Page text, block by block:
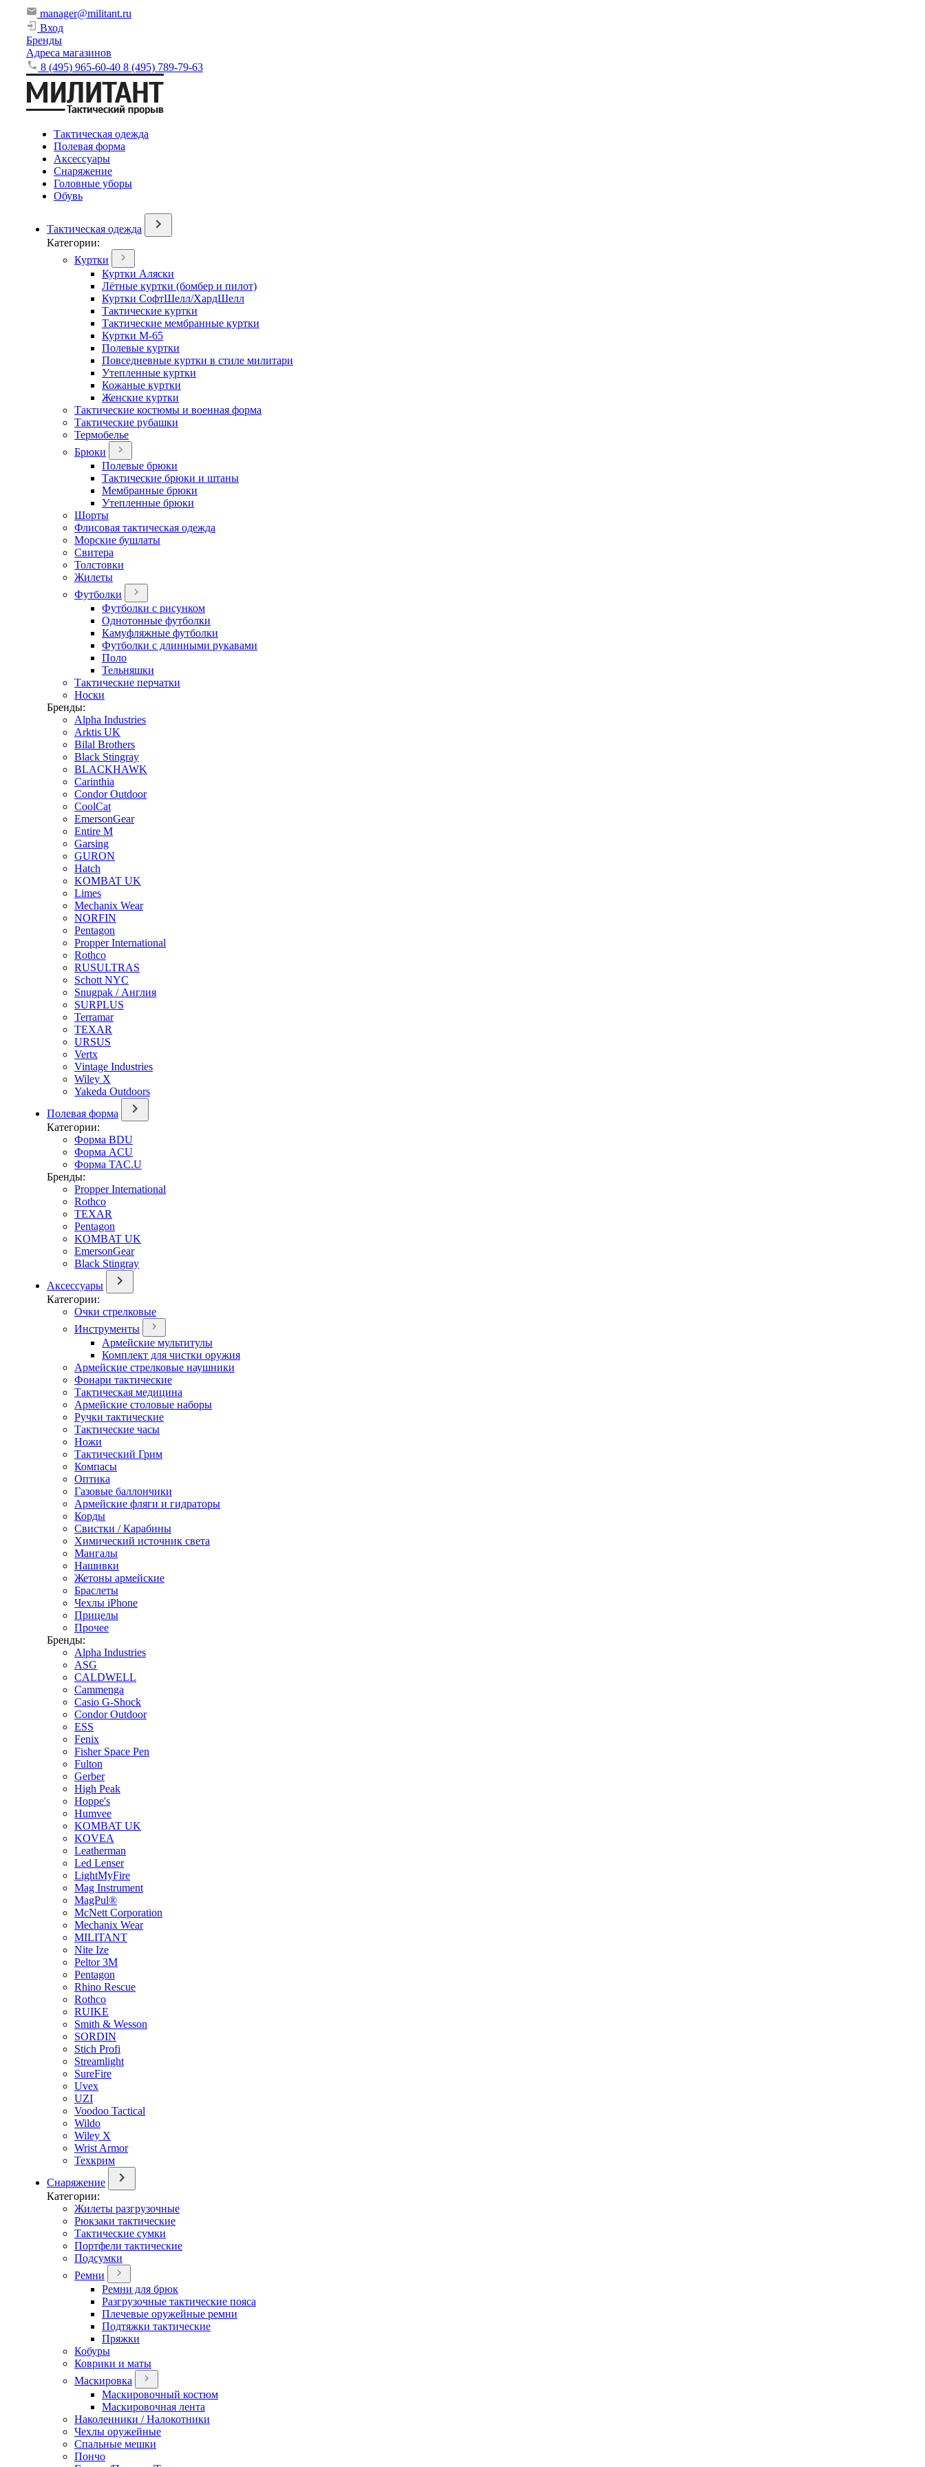
manager@militant.ru
Вход
Бренды
Адреса магазинов
8 (495) 965-60-40 8 (495) 789-79-63
Тактическая одежда
Полевая форма
Аксессуары
Снаряжение
Головные уборы
Обувь
Тактическая одежда
Категории:
Куртки
Куртки Аляски
Лётные куртки (бомбер и пилот)
Куртки СофтШелл/ХардШелл
Тактические куртки
Тактические мембранные куртки
Куртки М-65
Полевые куртки
Повседневные куртки в стиле милитари
Утепленные куртки
Кожаные куртки
Женские куртки
Тактические костюмы и военная форма
Тактические рубашки
Термобелье
Брюки
Полевые брюки
Тактические брюки и штаны
Мембранные брюки
Утепленные брюки
Шорты
Флисовая тактическая одежда
Морские бушлаты
Свитера
Толстовки
Жилеты
Футболки
Футболки с рисунком
Однотонные футболки
Камуфляжные футболки
Футболки с длинными рукавами
Поло
Тельняшки
Тактические перчатки
Носки
Бренды:
Alpha Industries
Arktis UK
Bilal Brothers
Black Stingray
BLACKHAWK
Carinthia
Condor Outdoor
CoolCat
EmersonGear
Entire M
Garsing
GURON
Hatch
KOMBAT UK
Limes
Mechanix Wear
NORFIN
Pentagon
Propper International
Rothco
RUSULTRAS
Schott NYC
Snugpak / Англия
SURPLUS
Terramar
TEXAR
URSUS
Vertx
Vintage Industries
Wiley X
Yakeda Outdoors
Полевая форма
Категории:
Форма BDU
Форма ACU
Форма TAC.U
Бренды:
Propper International
Rothco
TEXAR
Pentagon
KOMBAT UK
EmersonGear
Black Stingray
Аксессуары
Категории:
Очки стрелковые
Инструменты
Армейские мультитулы
Комплект для чистки оружия
Армейские стрелковые наушники
Фонари тактические
Тактическая медицина
Армейские столовые наборы
Ручки тактические
Тактические часы
Ножи
Тактический Грим
Компасы
Оптика
Газовые баллончики
Армейские фляги и гидраторы
Корды
Свистки / Карабины
Химический источник света
Мангалы
Нашивки
Жетоны армейские
Браслеты
Чехлы iPhone
Прицелы
Прочее
Бренды:
Alpha Industries
ASG
CALDWELL
Cammenga
Casio G-Shock
Condor Outdoor
ESS
Fenix
Fisher Space Pen
Fulton
Gerber
High Peak
Hoppe's
Humvee
KOMBAT UK
KOVEA
Leatherman
Led Lenser
LightMyFire
Mag Instrument
MagPul®
McNett Corporation
Mechanix Wear
MILITANT
Nite Ize
Peltor 3M
Pentagon
Rhino Rescue
Rothco
RUIKE
Smith & Wesson
SORDIN
Stich Profi
Streamlight
SureFire
Uvex
UZI
Voodoo Tactical
Wildo
Wiley X
Wrist Armor
Техкрим
Снаряжение
Категории:
Жилеты разгрузочные
Рюкзаки тактические
Тактические сумки
Портфели тактические
Подсумки
Ремни
Ремни для брюк
Разгрузочные тактические пояса
Плечевые оружейные ремни
Подтяжки тактические
Пряжки
Кобуры
Коврики и маты
Маскировка
Маскировочный костюм
Маскировочная лента
Наколенники / Налокотники
Чехлы оружейные
Спальные мешки
Пончо